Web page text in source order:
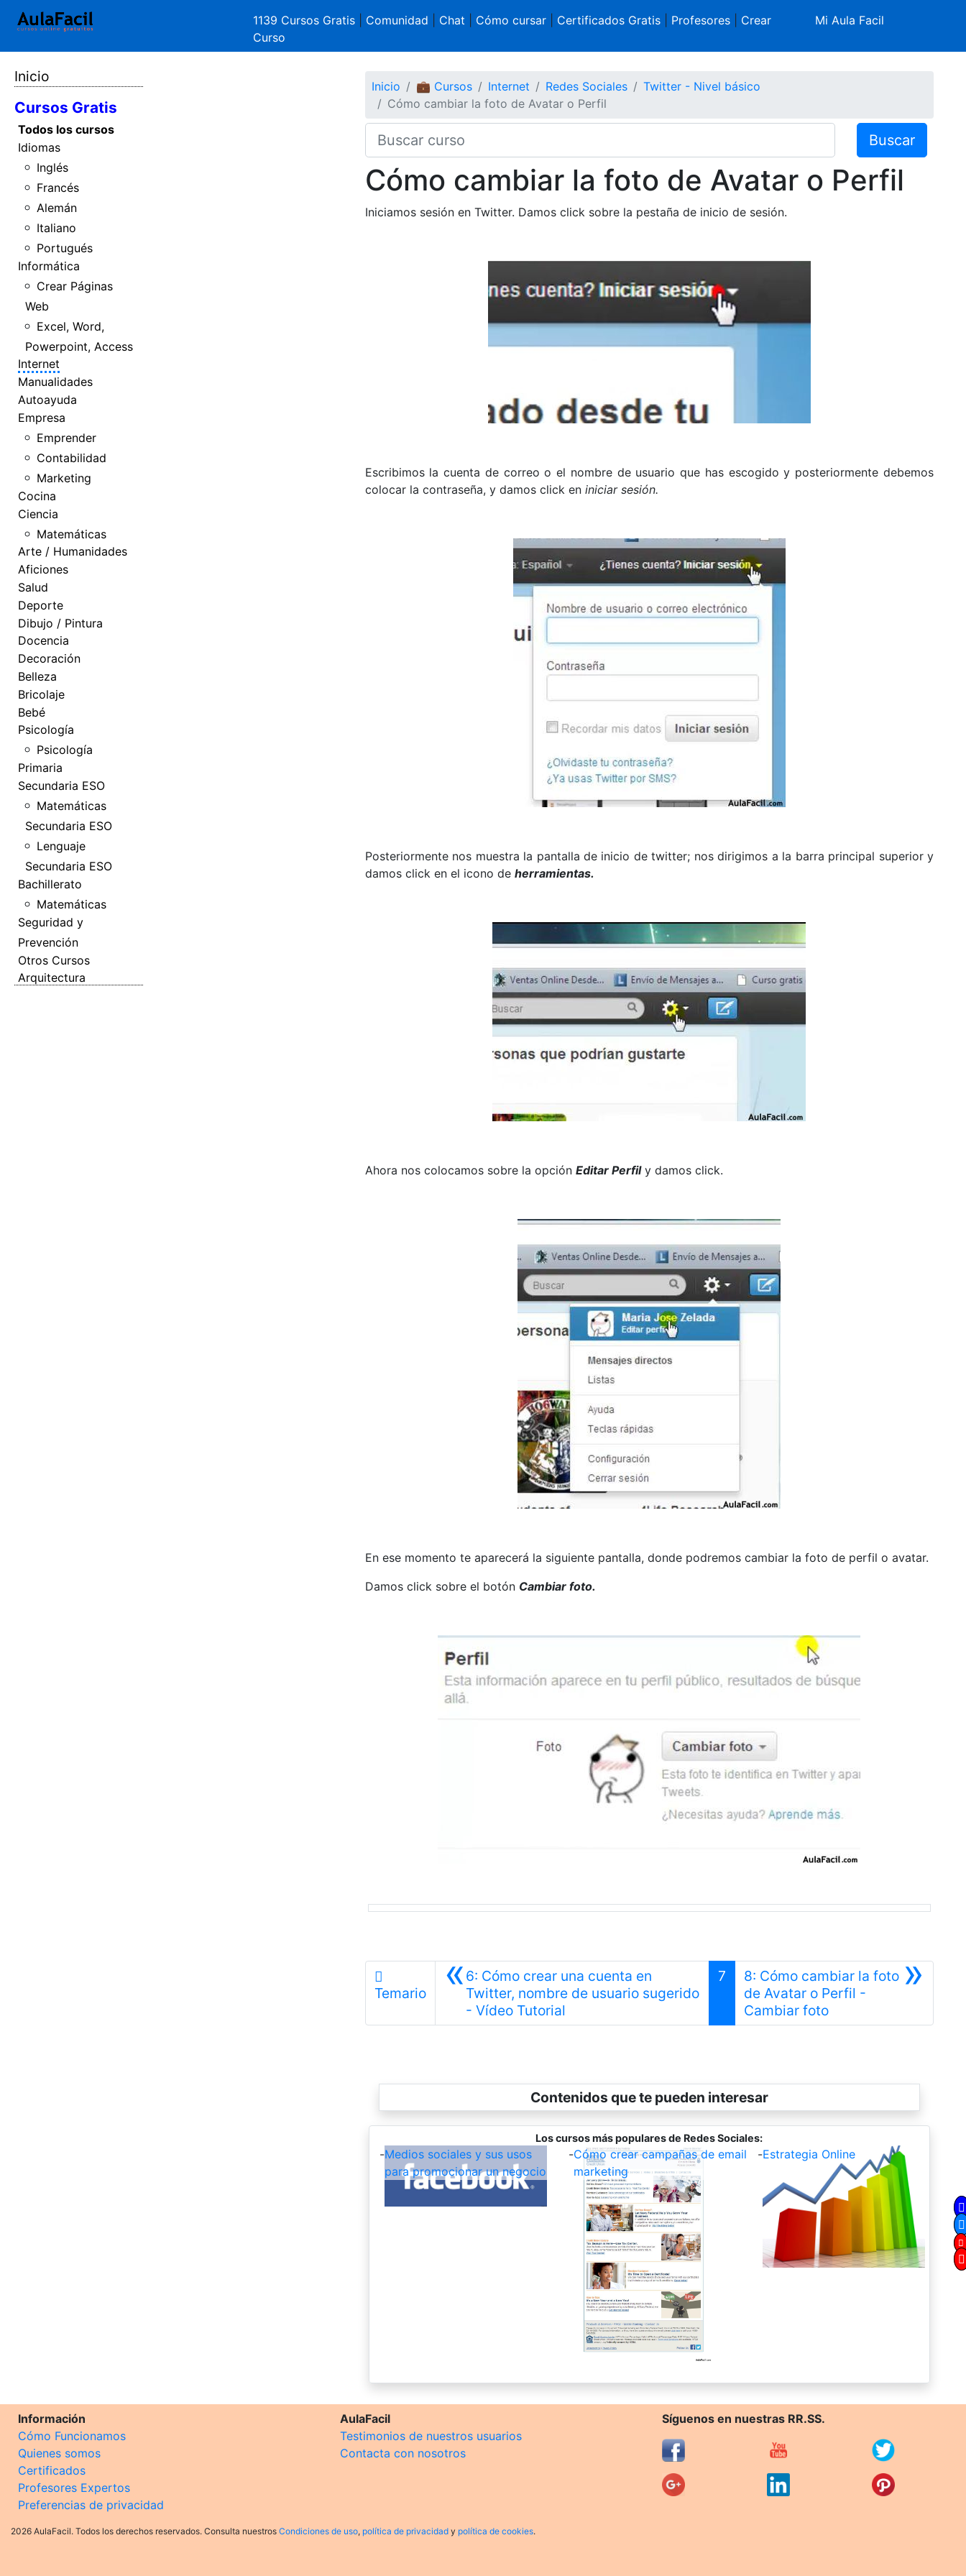
1139 Cursos Gratis Comunidad Chat Cómo cursar| Certificados Gratis| Profesores| Crear
Curso
Mi Aula Facil
Inicio
Cursos Gratis
Todos los cursos
Idiomas
Inglés
Francés
Alemán
Italiano
Portugués
Informática
Crear Páginas
Web
Excel, Word,
Powerpoint, Access
Internet
Manualidades
Autoayuda
Empresa
Emprender
Contabilidad
Marketing
Cocina
Ciencia
Matemáticas
Arte / Humanidades
Aficiones
Salud
Deporte
Dibujo / Pintura
Docencia
Decoración
Belleza
Bricolaje
Bebé
Psicología
Psicología
Primaria
Secundaria ESO
Matemáticas
Secundaria ESO
Lenguaje
Secundaria ESO
Bachillerato
Matemáticas
Seguridad y
Prevención
Otros Cursos
Arquitectura
Inicio 💼 Cursos Internet Redes Sociales
Twitter - Nivel básico
Cómo cambiar la foto de Avatar o Perfil
Buscar
Cómo cambiar la foto de Avatar o Perfil
Iniciamos sesión en Twitter. Damos click sobre la pestaña de inicio de sesión.
Escribimos la cuenta de correo o el nombre de usuario que has escogido y posteriormente debemos
colocar la contraseña, y damos click en iniciar sesión.
Posteriormente nos muestra la pantalla de inicio de twitter; nos dirigimos a la barra principal superior y
damos click en el icono de herramientas.
Ahora nos colocamos sobre la opción Editar Perfily damos click.
En ese momento te aparecerá la siguiente pantalla, donde podremos cambiar la foto de perfil o avatar.
Damos click sobre el botón Cambiar foto.
Temario «6: Cómo crear una cuenta en
Twitter, nombre de usuario sugerido
- Vídeo Tutorial
7 »
8: Cómo cambiar la foto
de Avatar o Perfil -
Cambiar fotoSiguiente
Contenidos que te pueden interesar
Los cursos más populares de Redes Sociales:
-Medios sociales y sus usos
para promocionar un negocio
-Cómo crear campañas de email
marketing
-Estrategia Online
Información
Cómo Funcionamos
Quienes somos
Certificados
Profesores Expertos
Preferencias de privacidad
AulaFacil
Testimonios de nuestros usuarios
Contacta con nosotros
Síguenos en nuestras RR.SS.
2026 AulaFacil. Todos los derechos reservados. Consulta nuestros Condiciones de uso, política de privacidad y política de cookies.